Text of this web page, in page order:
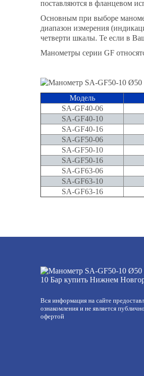
поставляются в фланцевом
Основным при выборе
диапазон измерения
четверти шкалы. Те если в
Манометры серии GF
Модель
SA-GF40-06
SA-GF40-10
SA-GF40-16
SA-GF50-06
SA-GF50-10
SA-GF50-16
SA-GF63-06
SA-GF63-10
SA-GF63-16
Вся информация на сайте
ознакомления и не является
офертой